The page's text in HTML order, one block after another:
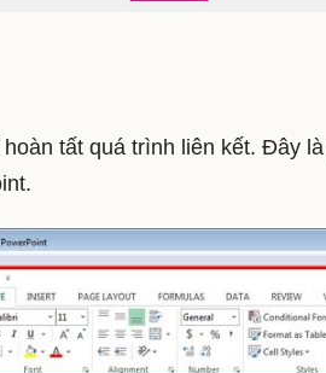
tất quá trình liên kết. Đây